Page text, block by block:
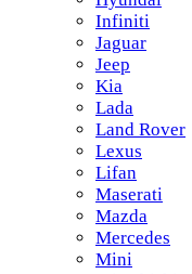
Infiniti
Jaguar
Jeep
Kia
Lada
Land Rover
Lexus
Lifan
Maserati
Mazda
Mercedes
Mini